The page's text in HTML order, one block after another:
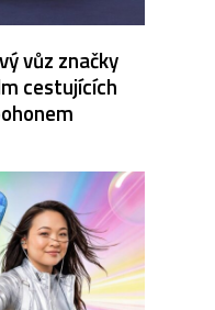
vůz značky
cestujících